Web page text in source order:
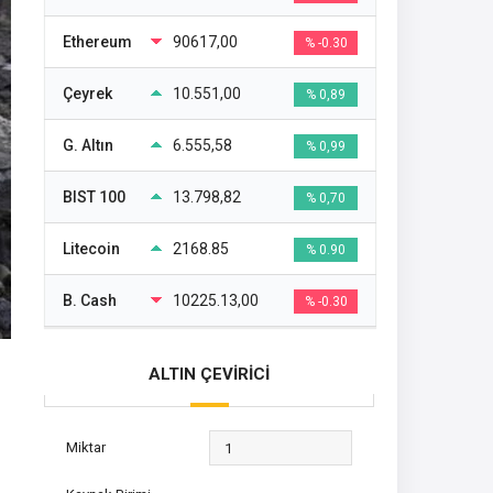
Ethereum 90617,00 % -0.30
Çeyrek 10.551,00 % 0,89
G. Altın 6.555,58 % 0,99
BIST 100 13.798,82 % 0,70
Litecoin 2168.85 % 0.90
B. Cash 10225.13,00 % -0.30
ALTIN ÇEVİRİCİ
Miktar